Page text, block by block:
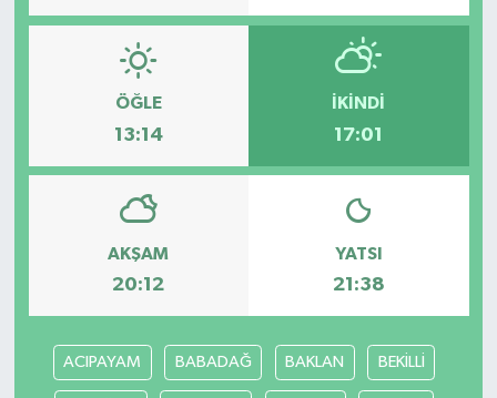
ÖĞLE
13:14
İKINDI
17:01
AKŞAM
20:12
YATSI
21:38
ACIPAYAM BABADAĞ BAKLAN BEKİLLİ
İÇ HABERLER
KÜLTÜR SANAT
LEFKOŞA
ÖZEL HABER